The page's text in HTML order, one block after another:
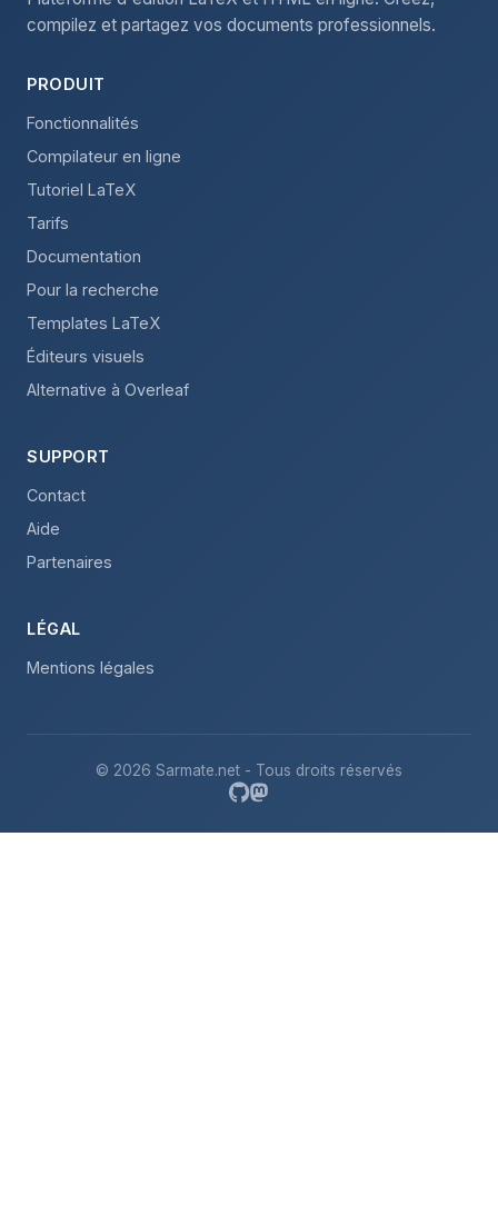
compilez et partagez vos documents professionnels.
PRODUIT
Fonctionnalités
Compilateur en ligne
Tutoriel LaTeX
Tarifs
Documentation
Pour la recherche
Templates LaTeX
Éditeurs visuels
Alternative à Overleaf
SUPPORT
Contact
Aide
Partenaires
LÉGAL
Mentions légales
© 2026 Sarmate.net - Tous droits réservés